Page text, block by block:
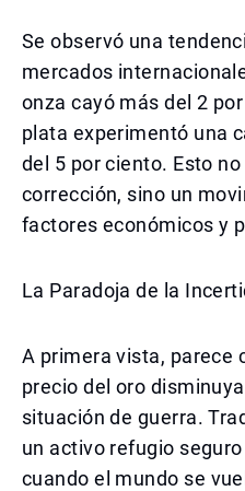
Se observó una
mercados
onza cayó más del 2
plata experimentó una
del 5 por ciento. Esto
corrección, sino un
factores económicos y
La Paradoja de la
A primera vista, parece
precio del oro
situación de guerra.
un activo refugio
cuando el mundo se